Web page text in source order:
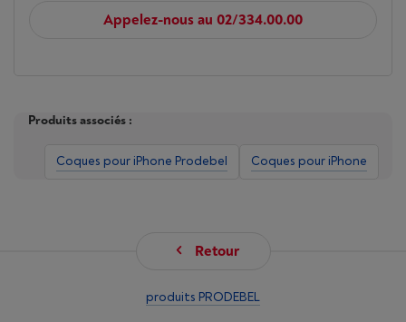
Appelez-nous au 02/334.00.00
Produits associés :
Coques pour iPhone Prodebel Coques pour iPhone
Retour
produits PRODEBEL